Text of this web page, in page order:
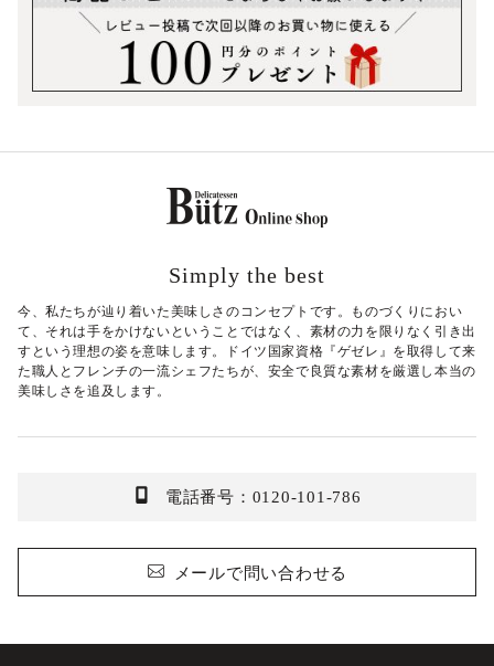
Simply the best
今、私たちが辿り着いた美味しさのコンセプトです。ものづくりにおい
て、それは手をかけないということではなく、素材の力を限りなく引き出
すという理想の姿を意味します。ドイツ国家資格『ゲゼレ』を取得して来
た職人とフレンチの一流シェフたちが、安全で良質な素材を厳選し本当の
美味しさを追及します。
電話番号：0120-101-786
メールで問い合わせる